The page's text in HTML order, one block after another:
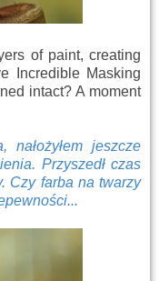
of paint, creating
Incredible Masking
intact? A moment
nałożyłem jeszcze
Przyszedł czas
Czy farba na twarzy